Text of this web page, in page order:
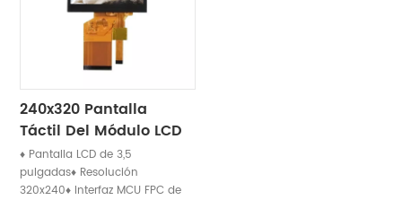
240x320 Pantalla
Táctil Del Módulo LCD
De La Exhibición TFT
De 3,5 Pulgadas
♦ Pantalla LCD de 3,5
pulgadas♦ Resolución
320x240♦ Interfaz MCU FPC de